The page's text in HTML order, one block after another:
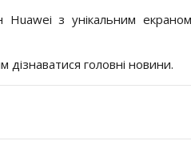
з унікальним екраном
головні новини.